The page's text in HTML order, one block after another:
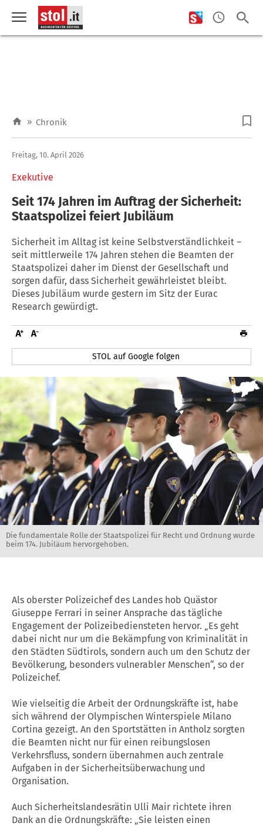
» Chronik
Exekutive
Freitag, 10. April 2026
Seit 174 Jahren im Auftrag der Sicherheit:
Staatspolizei feiert Jubiläum
Sicherheit im Alltag ist keine Selbstverständlichkeit –
seit mittlerweile 174 Jahren stehen die Beamten der
Staatspolizei daher im Dienst der Gesellschaft und
sorgen dafür, dass Sicherheit gewährleistet bleibt.
Dieses Jubiläum wurde gestern im Sitz der Eurac
Research gewürdigt.
STOL auf Google folgen
Die fundamentale Rolle der Staatspolizei für Recht und Ordnung wurde
beim 174. Jubiläum hervorgehoben.
Als oberster Polizeichef des Landes hob Quästor
Giuseppe Ferrari in seiner Ansprache das tägliche
Engagement der Polizeibediensteten hervor. „Es geht
dabei nicht nur um die Bekämpfung von Kriminalität in
den Städten Südtirols, sondern auch um den Schutz der
Bevölkerung, besonders vulnerabler Menschen“, so der
Polizeichef.
Wie vielseitig die Arbeit der Ordnungskräfte ist, habe
sich während der Olympischen Winterspiele Milano
Cortina gezeigt. An den Sportstätten in Antholz sorgten
die Beamten nicht nur für einen reibungslosen
Verkehrsfluss, sondern übernahmen auch zentrale
Aufgaben in der Sicherheitsüberwachung und
Organisation.
Auch Sicherheitslandesrätin Ulli Mair richtete ihren
Dank an die Ordnungskräfte: „Sie leisten einen